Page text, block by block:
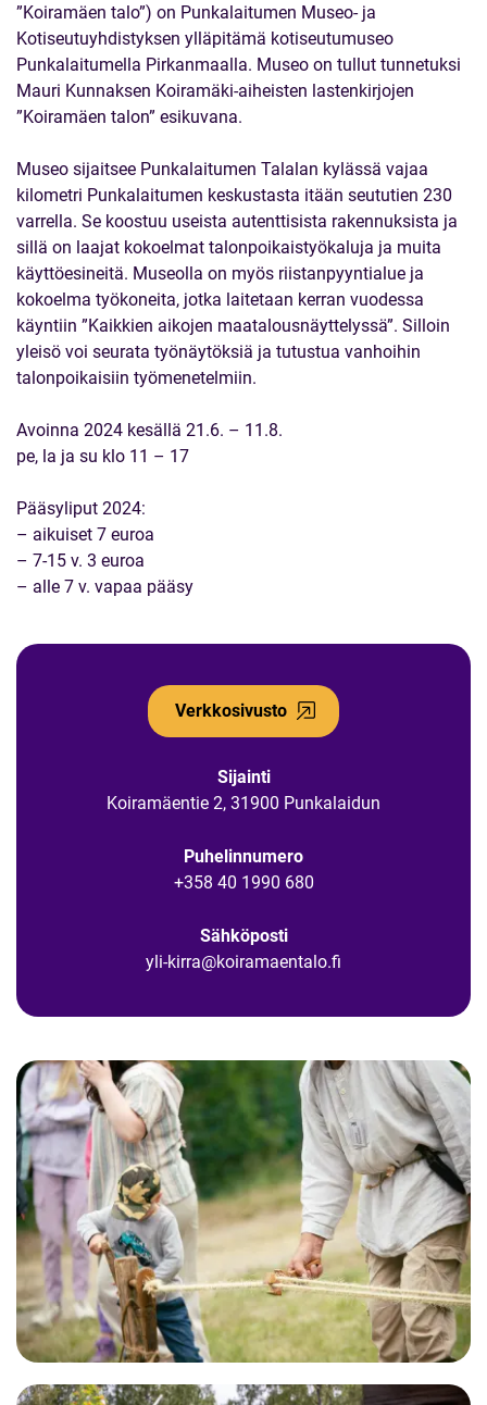
”Koiramäen talo”) on Punkalaitumen Museo- ja
Kotiseutuyhdistyksen ylläpitämä kotiseutumuseo
Punkalaitumella Pirkanmaalla. Museo on tullut tunnetuksi
Mauri Kunnaksen Koiramäki-aiheisten lastenkirjojen
”Koiramäen talon” esikuvana.
Museo sijaitsee Punkalaitumen Talalan kylässä vajaa
kilometri Punkalaitumen keskustasta itään seututien 230
varrella. Se koostuu useista autenttisista rakennuksista ja
sillä on laajat kokoelmat talonpoikaistyökaluja ja muita
käyttöesineitä. Museolla on myös riistanpyyntialue ja
kokoelma työkoneita, jotka laitetaan kerran vuodessa
käyntiin ”Kaikkien aikojen maatalousnäyttelyssä”. Silloin
yleisö voi seurata työnäytöksiä ja tutustua vanhoihin
talonpoikaisiin työmenetelmiin.
Avoinna 2024 kesällä 21.6. – 11.8.
pe, la ja su klo 11 – 17
Pääsyliput 2024:
– aikuiset 7 euroa
– 7-15 v. 3 euroa
– alle 7 v. vapaa pääsy
Verkkosivusto
Sijainti
Koiramäentie 2, 31900 Punkalaidun
Puhelinnumero
+358 40 1990 680
Sähköposti
yli-kirra@koiramaentalo.fi